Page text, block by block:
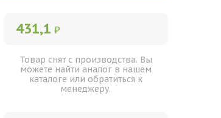
431,1 ₽
Товар снят с производства. Вы
можете найти аналог в нашем
каталоге или обратиться к
менеджеру.